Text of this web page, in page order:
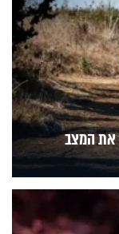
את המצב